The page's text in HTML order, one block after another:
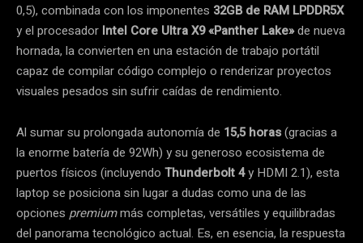
0,5), combinada con los imponentes 32GB de RAM LPDDR5X
y el procesador Intel Core Ultra X9 «Panther Lake»de nueva
hornada, la convierten en una estación de trabajo portátil
capaz de compilar código complejo o renderizar proyectos
visuales pesados sin sufrir caídas de rendimiento.
Al sumar su prolongada autonomía de 15,5 horas(gracias a
la enorme batería de 92Wh) y su generoso ecosistema de
puertos físicos (incluyendo Thunderbolt 4y HDMI 2.1), esta
laptop se posiciona sin lugar a dudas como una de las
opciones premiummás completas, versátiles y equilibradas
del panorama tecnológico actual. Es, en esencia, la respuesta